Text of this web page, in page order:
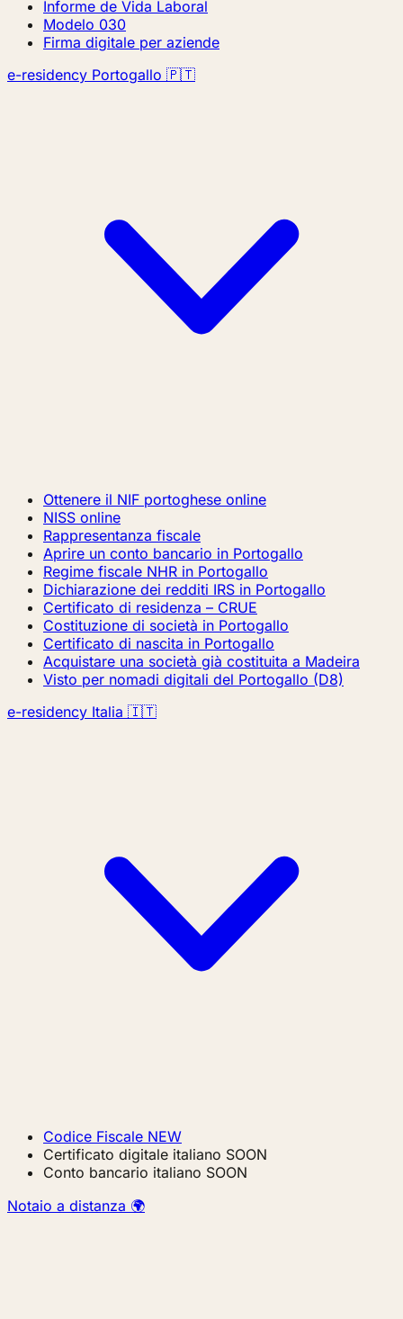
Informe de Vida Laboral
Modelo 030
Firma digitale per aziende
e-residency Portogallo 🇵🇹
Ottenere il NIF portoghese online
NISS online
Rappresentanza fiscale
Aprire un conto bancario in Portogallo
Regime fiscale NHR in Portogallo
Dichiarazione dei redditi IRS in Portogallo
Certificato di residenza – CRUE
Costituzione di società in Portogallo
Certificato di nascita in Portogallo
Acquistare una società già costituita a Madeira
Visto per nomadi digitali del Portogallo (D8)
e-residency Italia 🇮🇹
Codice Fiscale NEW
Certificato digitale italiano SOON
Conto bancario italiano SOON
Notaio a distanza 🌍